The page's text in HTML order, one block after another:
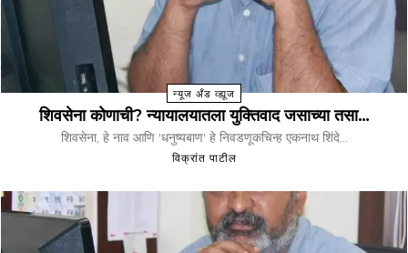
न्यूज अँड व्ह्यूज
शिवसेना कोणाची? न्यायालयातला युक्तिवाद जसाच्या तसा…
शिवसेना, हे नाव आणि 'धनुष्यबाण' हे निवडणूकचिन्ह एकनाथ शिंदे...
विक्रांत पाटील